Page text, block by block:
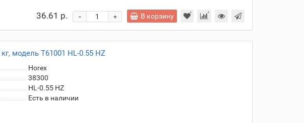
36.61 р. +
- В корзину
модель T61001 HL-0.55 HZ
Horex
38300
HL-0.55 HZ
Есть в наличии